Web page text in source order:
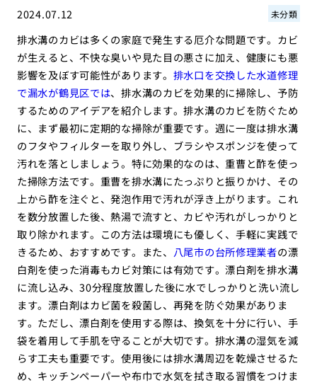
2024.07.12 未分類
排水溝のカビは多くの家庭で発生する厄介な問題です。カビ
が生えると、不快な臭いや見た目の悪さに加え、健康にも悪
影響を及ぼす可能性があります。 排水口を交換した水道修理
で漏水が鶴見区では、排水溝のカビを効果的に掃除し、予防
するためのアイデアを紹介します。排水溝のカビを防ぐため
に、まず最初に定期的な掃除が重要です。週に一度は排水溝
のフタやフィルターを取り外し、ブラシやスポンジを使って
汚れを落としましょう。特に効果的なのは、重曹と酢を使っ
た掃除方法です。重曹を排水溝にたっぷりと振りかけ、その
上から酢を注ぐと、発泡作用で汚れが浮き上がります。これ
を数分放置した後、熱湯で流すと、カビや汚れがしっかりと
取り除かれます。この方法は環境にも優しく、手軽に実践で
きるため、おすすめです。また、
八尾市の台所修理業者の漂
白剤を使った消毒もカビ対策には有効です。漂白剤を排水溝
に流し込み、30分程度放置した後に水でしっかりと洗い流し
ます。漂白剤はカビ菌を殺菌し、再発を防ぐ効果がありま
す。ただし、漂白剤を使用する際は、換気を十分に行い、手
袋を着用して手肌を守ることが大切です。排水溝の湿気を減
らす工夫も重要です。使用後には排水溝周辺を乾燥させるた
め、キッチンペーパーや布巾で水気を拭き取る習慣をつけま